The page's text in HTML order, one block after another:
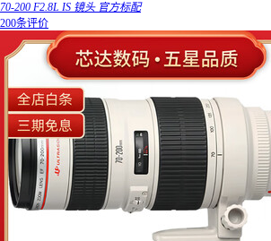
70-200 F2.8L IS 镜头 官方标配
200条评价